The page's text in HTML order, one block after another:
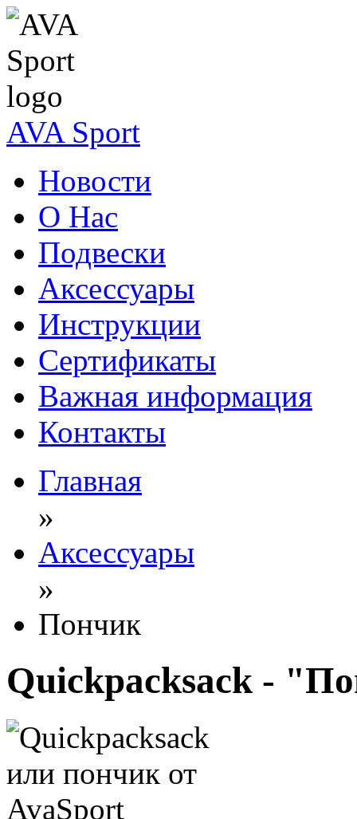
AVA Sport
Новости
О Нас
Подвески
Аксессуары
Инструкции
Сертификаты
Важная информация
Контакты
Главная
»
Аксессуары
»
Пончик
Quickpacksack -